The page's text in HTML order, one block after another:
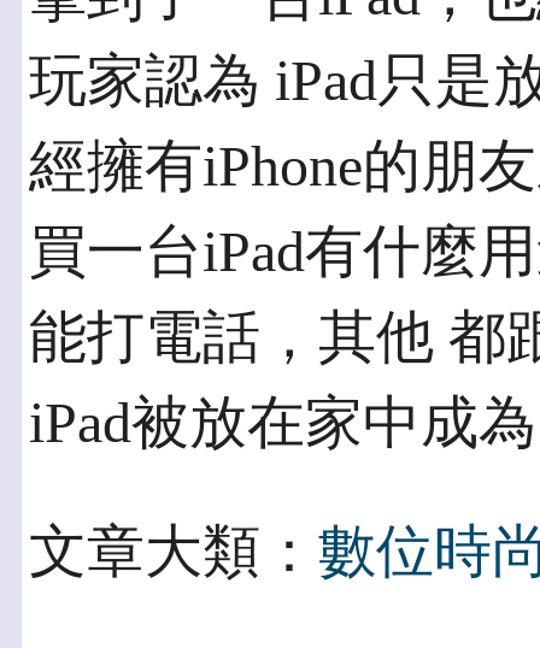
玩家認為 iPad只是
經擁有iPhone的朋
買一台iPad有什麼
能打電話，其他 都
iPad被放在家中成
文章大類： 數位時